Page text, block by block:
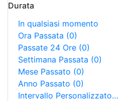
Durata
In qualsiasi momento
Ora Passata (0)
Passate 24 Ore (0)
Settimana Passata (0)
Mese Passato (0)
Anno Passato (0)
Intervallo Personalizzato…